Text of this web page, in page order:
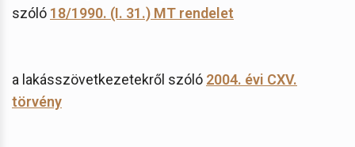
szóló 18/1990. (I. 31.) MT rendelet
a lakásszövetkezetekről szóló 2004. évi CXV.
törvény